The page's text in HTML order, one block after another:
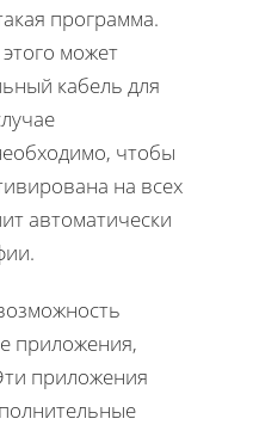
программа.
может
кабель для
чтобы
на всех
автоматически
приложения,
приложения